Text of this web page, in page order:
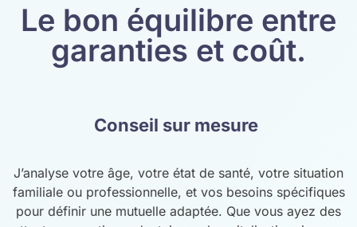
Le bon équilibre entre
garanties et coût.
Conseil sur mesure
J’analyse votre âge, votre état de santé, votre situation
familiale ou professionnelle, et vos besoins spécifiques
pour définir une mutuelle adaptée. Que vous ayez des